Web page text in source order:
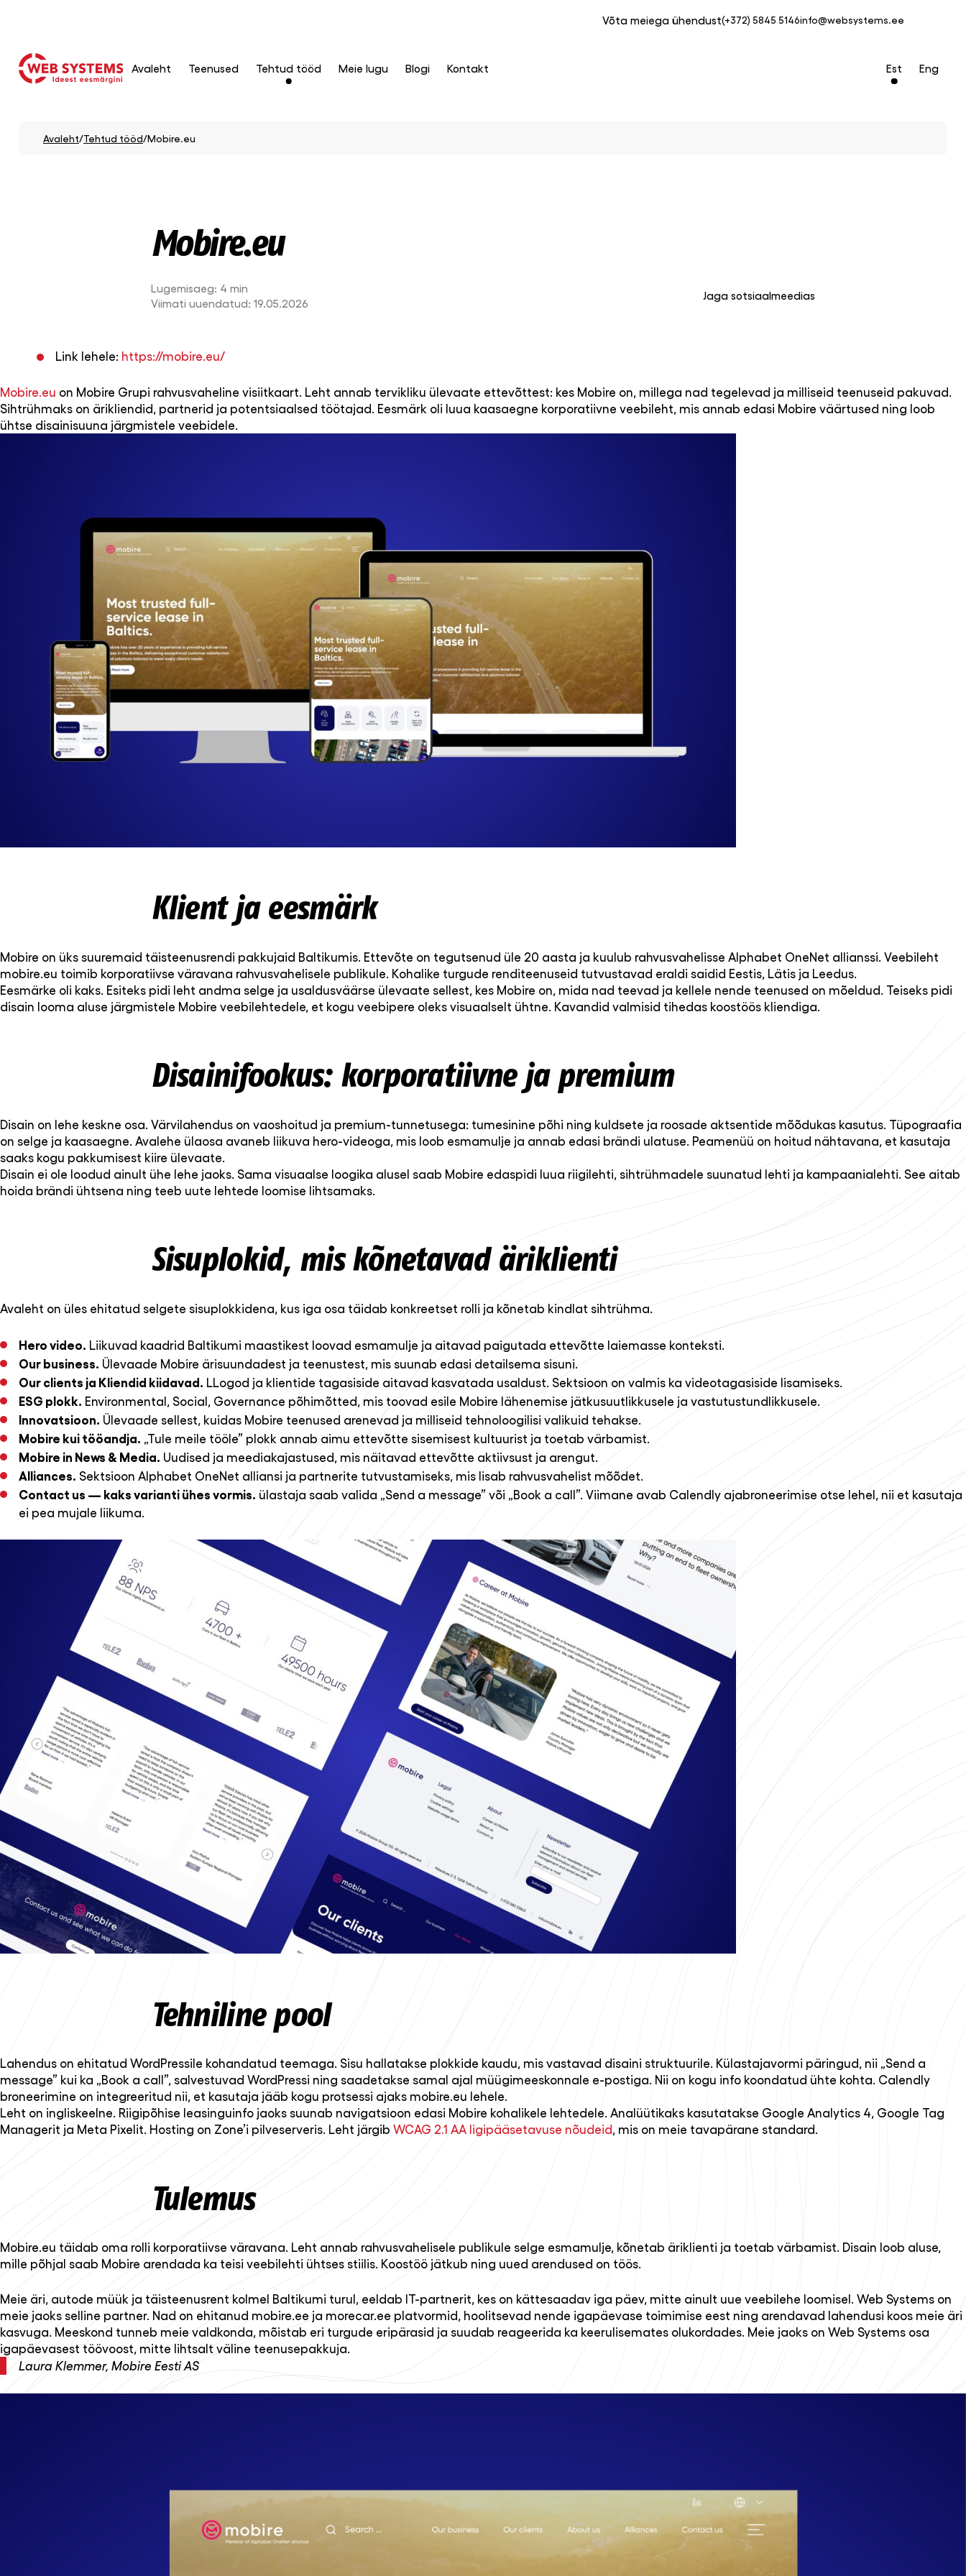
Võta meiega ühendust(+372) 5845 5146info@websystems.ee
Avaleht Teenused Tehtud tööd Meie lugu Blogi Kontakt Eng
Est
Avaleht/Tehtud tööd/Mobire.eu
Mobire.eu
Lugemisaeg: 4 min
Viimati uuendatud: 19.05.2026
Jaga sotsiaalmeedias
Link lehele: https://mobire.eu/
Mobire.eu on Mobire Grupi rahvusvaheline visiitkaart. Leht annab tervikliku ülevaate ettevõttest: kes Mobire on, millega nad tegelevad ja milliseid teenuseid pakuvad.
Sihtrühmaks on ärikliendid, partnerid ja potentsiaalsed töötajad. Eesmärk oli luua kaasaegne korporatiivne veebileht, mis annab edasi Mobire väärtused ning loob
ühtse disainisuuna järgmistele veebidele.
Klient ja eesmärk
Mobire on üks suuremaid täisteenusrendi pakkujaid Baltikumis. Ettevõte on tegutsenud üle 20 aasta ja kuulub rahvusvahelisse Alphabet OneNet allianssi. Veebileht
mobire.eu toimib korporatiivse väravana rahvusvahelisele publikule. Kohalike turgude renditeenuseid tutvustavad eraldi saidid Eestis, Lätis ja Leedus.
Eesmärke oli kaks. Esiteks pidi leht andma selge ja usaldusväärse ülevaate sellest, kes Mobire on, mida nad teevad ja kellele nende teenused on mõeldud. Teiseks pidi
disain looma aluse järgmistele Mobire veebilehtedele, et kogu veebipere oleks visuaalselt ühtne. Kavandid valmisid tihedas koostöös kliendiga.
Disainifookus: korporatiivne ja premium
Disain on lehe keskne osa. Värvilahendus on vaoshoitud ja premium-tunnetusega: tumesinine põhi ning kuldsete ja roosade aktsentide mõõdukas kasutus. Tüpograafia
on selge ja kaasaegne. Avalehe ülaosa avaneb liikuva hero-videoga, mis loob esmamulje ja annab edasi brändi ulatuse. Peamenüü on hoitud nähtavana, et kasutaja
saaks kogu pakkumisest kiire ülevaate.
Disain ei ole loodud ainult ühe lehe jaoks. Sama visuaalse loogika alusel saab Mobire edaspidi luua riigilehti, sihtrühmadele suunatud lehti ja kampaanialehti. See aitab
hoida brändi ühtsena ning teeb uute lehtede loomise lihtsamaks.
Sisuplokid, mis kõnetavad äriklienti
Avaleht on üles ehitatud selgete sisuplokkidena, kus iga osa täidab konkreetset rolli ja kõnetab kindlat sihtrühma.
Hero video. Liikuvad kaadrid Baltikumi maastikest loovad esmamulje ja aitavad paigutada ettevõtte laiemasse konteksti.
Our business. Ülevaade Mobire ärisuundadest ja teenustest, mis suunab edasi detailsema sisuni.
Our clients ja Kliendid kiidavad. LLogod ja klientide tagasiside aitavad kasvatada usaldust. Sektsioon on valmis ka videotagasiside lisamiseks.
ESG plokk. Environmental, Social, Governance põhimõtted, mis toovad esile Mobire lähenemise jätkusuutlikkusele ja vastutustundlikkusele.
Innovatsioon. Ülevaade sellest, kuidas Mobire teenused arenevad ja milliseid tehnoloogilisi valikuid tehakse.
Mobire kui tööandja. „Tule meile tööle” plokk annab aimu ettevõtte sisemisest kultuurist ja toetab värbamist.
Mobire in News & Media. Uudised ja meediakajastused, mis näitavad ettevõtte aktiivsust ja arengut.
Alliances. Sektsioon Alphabet OneNet alliansi ja partnerite tutvustamiseks, mis lisab rahvusvahelist mõõdet.
Contact us — kaks varianti ühes vormis. ülastaja saab valida „Send a message” või „Book a call”. Viimane avab Calendly ajabroneerimise otse lehel, nii et kasutaja
ei pea mujale liikuma.
Tehniline pool
Lahendus on ehitatud WordPressile kohandatud teemaga. Sisu hallatakse plokkide kaudu, mis vastavad disaini struktuurile. Külastajavormi päringud, nii „Send a
message” kui ka „Book a call”, salvestuvad WordPressi ning saadetakse samal ajal müügimeeskonnale e-postiga. Nii on kogu info koondatud ühte kohta. Calendly
broneerimine on integreeritud nii, et kasutaja jääb kogu protsessi ajaks mobire.eu lehele.
Leht on ingliskeelne. Riigipõhise leasinguinfo jaoks suunab navigatsioon edasi Mobire kohalikele lehtedele. Analüütikaks kasutatakse Google Analytics 4, Google Tag
Managerit ja Meta Pixelit. Hosting on Zone’i pilveserveris. Leht järgib WCAG 2.1 AA ligipääsetavuse nõudeid, mis on meie tavapärane standard.
Tulemus
Mobire.eu täidab oma rolli korporatiivse väravana. Leht annab rahvusvahelisele publikule selge esmamulje, kõnetab äriklienti ja toetab värbamist. Disain loob aluse,
mille põhjal saab Mobire arendada ka teisi veebilehti ühtses stiilis. Koostöö jätkub ning uued arendused on töös.
Meie äri, autode müük ja täisteenusrent kolmel Baltikumi turul, eeldab IT-partnerit, kes on kättesaadav iga päev, mitte ainult uue veebilehe loomisel. Web Systems on
meie jaoks selline partner. Nad on ehitanud mobire.ee ja morecar.ee platvormid, hoolitsevad nende igapäevase toimimise eest ning arendavad lahendusi koos meie äri
kasvuga. Meeskond tunneb meie valdkonda, mõistab eri turgude eripärasid ja suudab reageerida ka keerulisemates olukordades. Meie jaoks on Web Systems osa
igapäevasest töövoost, mitte lihtsalt väline teenusepakkuja.
Laura Klemmer, Mobire Eesti AS